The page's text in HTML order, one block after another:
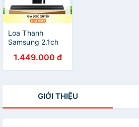
Loa Thanh
Samsung 2.1ch
T420/XV - Hàng
Chính Hãng
1.449.000 đ
GIỚI THIỆU